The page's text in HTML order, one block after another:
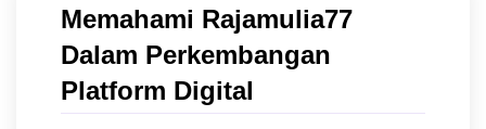
Memahami Rajamulia77
Dalam Perkembangan
Platform Digital